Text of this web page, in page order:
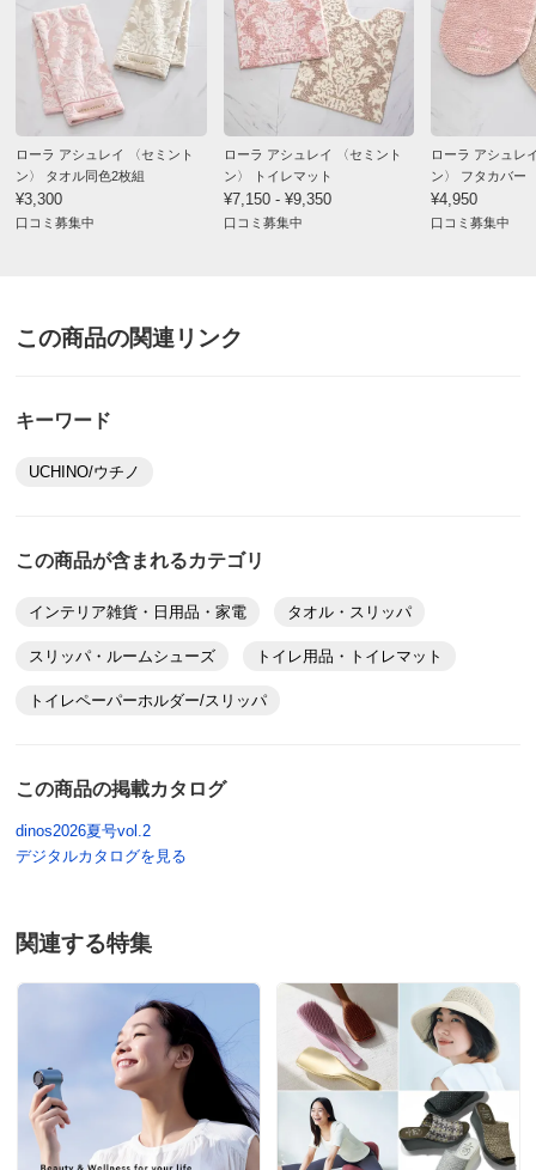
ローラ アシュレイ 〈セミント
ン〉 タオル同色2枚組
¥3,300
口コミ募集中
ローラ アシュレイ 〈セミント
ン〉 トイレマット
¥7,150 - ¥9,350
口コミ募集中
ローラ アシュレ
ン〉 フタカバー
¥4,950
口コミ募集中
この商品の関連リンク
キーワード
UCHINO/ウチノ
この商品が含まれるカテゴリ
インテリア雑貨・日用品・家電 タオル・スリッパ
スリッパ・ルームシューズ トイレ用品・トイレマット
トイレペーパーホルダー/スリッパ
この商品の掲載カタログ
dinos2026夏号vol.2
デジタルカタログを見る
関連する特集